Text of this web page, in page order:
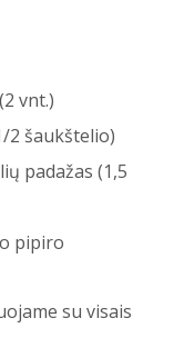
vnt.)
2 šaukštelio)
padažas (1,5
pipiro
su visais